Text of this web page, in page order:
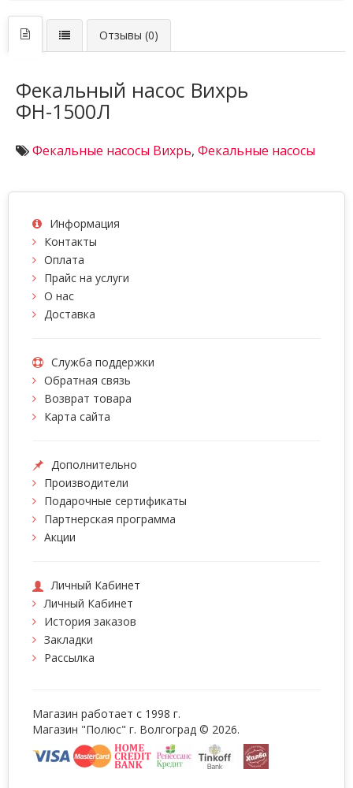
Отзывы (0)
Фекальный насос Вихрь
ФН-1500Л
Фекальные насосы Вихрь, Фекальные насосы
Информация
Контакты
Оплата
Прайс на услуги
О нас
Доставка
Служба поддержки
Обратная связь
Возврат товара
Карта сайта
Дополнительно
Производители
Подарочные сертификаты
Партнерская программа
Акции
Личный Кабинет
Личный Кабинет
История заказов
Закладки
Рассылка
Магазин работает с 1998 г.
Магазин "Полюс" г. Волгоград © 2026.